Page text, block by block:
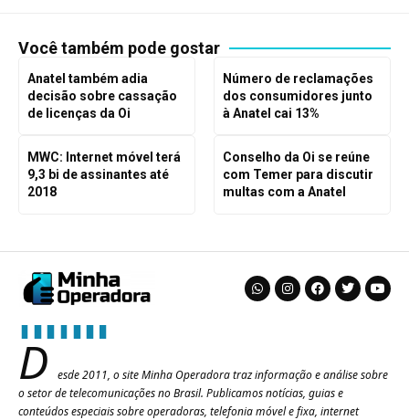
Você também pode gostar
Anatel também adia
decisão sobre cassação
de licenças da Oi
Número de reclamações
dos consumidores junto
à Anatel cai 13%
MWC: Internet móvel terá
9,3 bi de assinantes até
2018
Conselho da Oi se reúne
com Temer para discutir
multas com a Anatel
D
esde 2011, o site Minha Operadora traz informação e análise sobre
o setor de telecomunicações no Brasil. Publicamos notícias, guias e
conteúdos especiais sobre operadoras, telefonia móvel e fixa, internet